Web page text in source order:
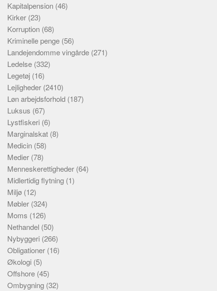
Kapitalpension (46)
Kirker (23)
Korruption (68)
Kriminelle penge (56)
Landejendomme vingårde (271)
Ledelse (332)
Legetøj (16)
Lejligheder (2410)
Løn arbejdsforhold (187)
Luksus (67)
Lystfiskeri (6)
Marginalskat (8)
Medicin (58)
Medier (78)
Menneskerettigheder (64)
Midlertidig flytning (1)
Miljø (12)
Møbler (324)
Moms (126)
Nethandel (50)
Nybyggeri (266)
Obligationer (16)
Økologi (5)
Offshore (45)
Ombygning (32)